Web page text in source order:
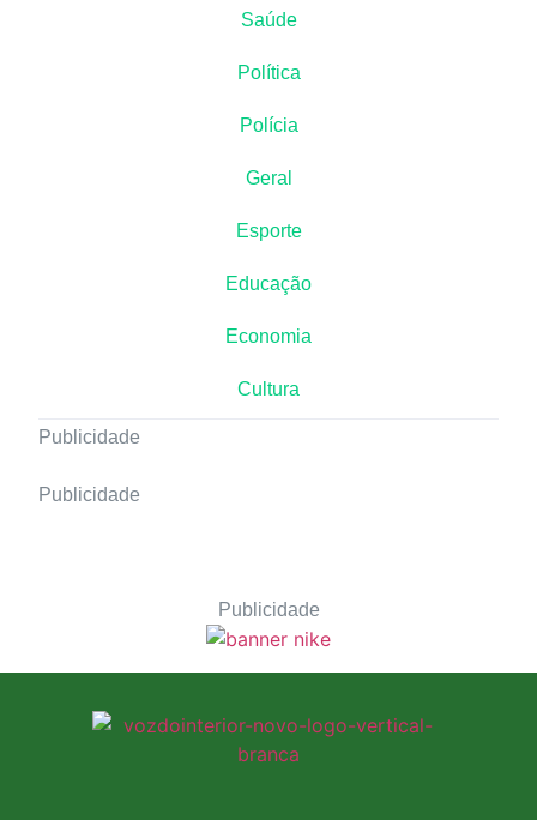
Saúde
Política
Polícia
Geral
Esporte
Educação
Economia
Cultura
Publicidade
Publicidade
Publicidade